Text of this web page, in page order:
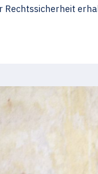
Rechtssicherheit